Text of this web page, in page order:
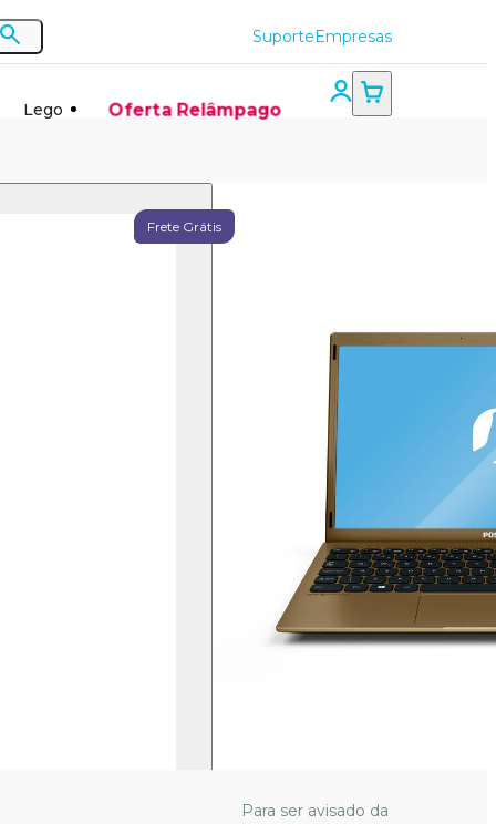
SuporteEmpresas
Lego Oferta Relâmpago
Frete Grátis
Atom®
Quad Core™
Linux 4GB
128GB 14,1'' -
Dourado
Intel® Atom® Quad
Core™ | Linux | 128GB
eMMC | 4GB RAM |
14,1"| LED HD |
Antirreflexo
Para ser avisado da